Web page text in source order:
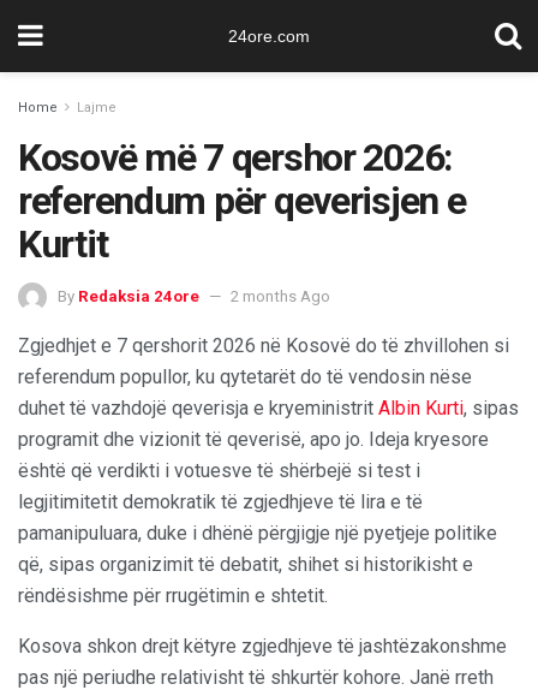
24ore.com
Home Lajme
Kosovë më 7 qershor 2026:
referendum për qeverisjen e
Kurtit
By Redaksia 24ore 2 months Ago
Zgjedhjet e 7 qershorit 2026 në Kosovë do të zhvillohen si
referendum popullor, ku qytetarët do të vendosin nëse
duhet të vazhdojë qeverisja e kryeministrit Albin Kurti, sipas
programit dhe vizionit të qeverisë, apo jo. Ideja kryesore
është që verdikti i votuesve të shërbejë si test i
legjitimitetit demokratik të zgjedhjeve të lira e të
pamanipuluara, duke i dhënë përgjigje një pyetjeje politike
që, sipas organizimit të debatit, shihet si historikisht e
rëndësishme për rrugëtimin e shtetit.
Kosova shkon drejt këtyre zgjedhjeve të jashtëzakonshme
pas një periudhe relativisht të shkurtër kohore. Janë rreth